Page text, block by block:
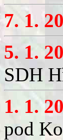
7. 1.
5. 1.
SDH
1. 1.
pod